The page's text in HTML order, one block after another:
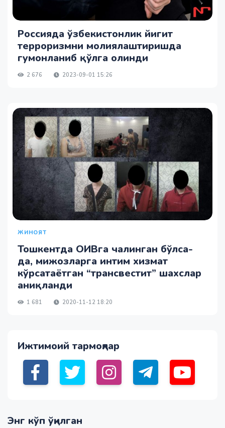
Россияда ўзбекистонлик йигит
терроризмни молиялаштиришда
гумонланиб қўлга олинди
2 676 2023-09-01 15:26
ЖИНОЯТ
Тошкентда ОИВга чалинган бўлса-
да, мижозларга интим хизмат
кўрсатаётган “трансвестит” шахслар
аниқланди
1 681 2020-11-12 18:20
Ижтимоий тармоқлар
Энг кўп ўқилган